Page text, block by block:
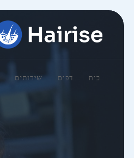
בית דפים שירותים